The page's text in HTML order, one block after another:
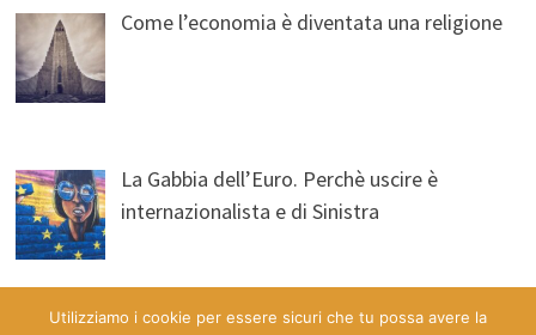
Come l’economia è diventata una religione
La Gabbia dell’Euro. Perchè uscire è
internazionalista e di Sinistra
Utilizziamo i cookie per essere sicuri che tu possa avere la